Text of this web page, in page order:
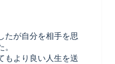
たが自分を相手を思
もより良い人生を送